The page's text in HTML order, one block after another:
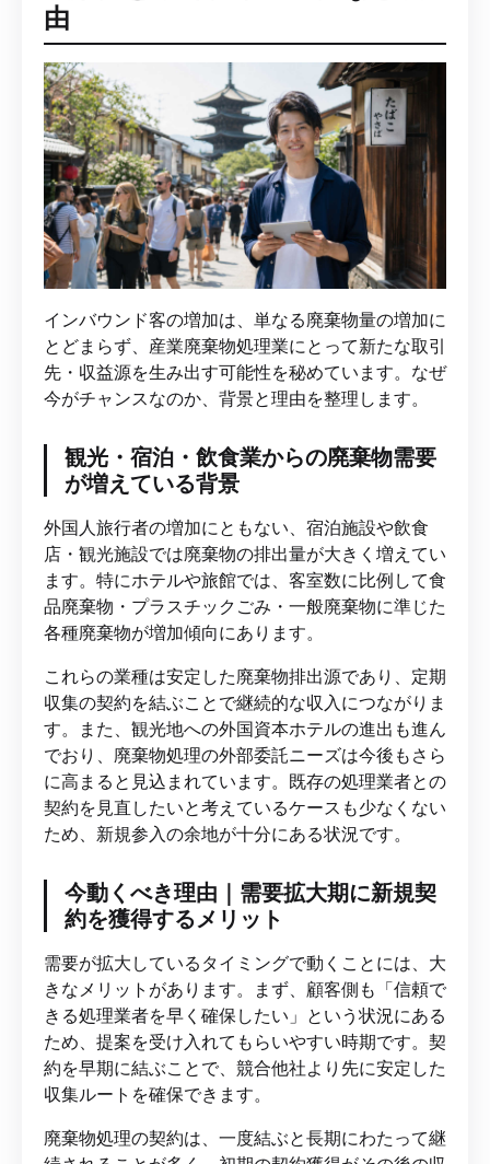
由
インバウンド客の増加は、単なる廃棄物量の増加に
とどまらず、産業廃棄物処理業にとって新たな取引
先・収益源を生み出す可能性を秘めています。なぜ
今がチャンスなのか、背景と理由を整理します。
観光・宿泊・飲食業からの廃棄物需要
が増えている背景
外国人旅行者の増加にともない、宿泊施設や飲食
店・観光施設では廃棄物の排出量が大きく増えてい
ます。特にホテルや旅館では、客室数に比例して食
品廃棄物・プラスチックごみ・一般廃棄物に準じた
各種廃棄物が増加傾向にあります。
これらの業種は安定した廃棄物排出源であり、定期
収集の契約を結ぶことで継続的な収入につながりま
す。また、観光地への外国資本ホテルの進出も進ん
でおり、廃棄物処理の外部委託ニーズは今後もさら
に高まると見込まれています。既存の処理業者との
契約を見直したいと考えているケースも少なくない
ため、新規参入の余地が十分にある状況です。
今動くべき理由｜需要拡大期に新規契
約を獲得するメリット
需要が拡大しているタイミングで動くことには、大
きなメリットがあります。まず、顧客側も「信頼で
きる処理業者を早く確保したい」という状況にある
ため、提案を受け入れてもらいやすい時期です。契
約を早期に結ぶことで、競合他社より先に安定した
収集ルートを確保できます。
廃棄物処理の契約は、一度結ぶと長期にわたって継